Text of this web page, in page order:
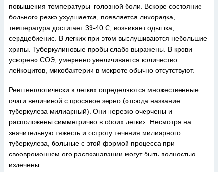
повышения температуры, головной боли. Вскоре состояние
больного резко ухудшается, появляется лихорадка,
температура достигает 39-40.С, возникает одышка,
сердцебиение. В легких при этом выслушиваются небольшие
хрипы. Туберкулиновые пробы слабо выражены. В крови
ускорено СОЭ, умеренно увеличивается количество
лейкоцитов, микобактерии в мокроте обычно отсутствуют.
Рентгенологически в легких определяются множественные
очаги величиной с просяное зерно (отсюда название
туберкулеза милиарный). Они нерезко очерчены и
расположены симметрично в обоих легких. Несмотря на
значительную тяжесть и остроту течения милиарного
туберкулеза, больные с этой формой процесса при
своевременном его распознавании могут быть полностью
излечены.